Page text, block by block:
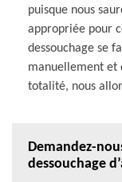
puisque nous
appropriée pour
dessouchage se
manuellement et
totalité, nous
Demandez-
dessouchage